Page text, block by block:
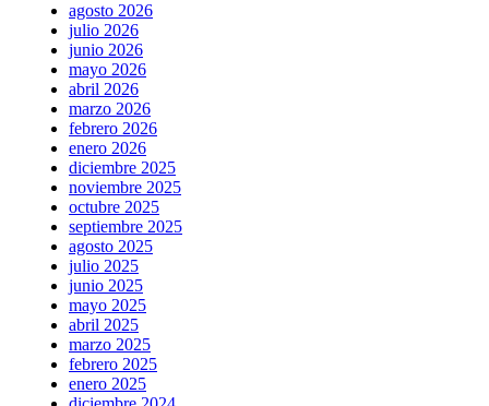
agosto 2026
julio 2026
junio 2026
mayo 2026
abril 2026
marzo 2026
febrero 2026
enero 2026
diciembre 2025
noviembre 2025
octubre 2025
septiembre 2025
agosto 2025
julio 2025
junio 2025
mayo 2025
abril 2025
marzo 2025
febrero 2025
enero 2025